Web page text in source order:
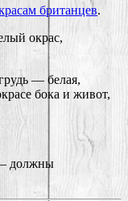
британцев.
окрас,
— белая,
бока и живот,
– должны